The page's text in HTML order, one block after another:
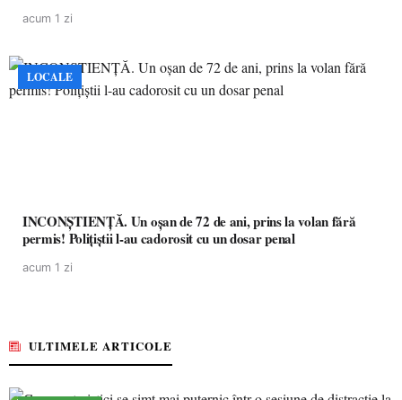
acum 1 zi
LOCALE
INCONȘTIENȚĂ. Un oșan de 72 de ani, prins la volan fără
permis! Polițiștii l-au cadorosit cu un dosar penal
acum 1 zi
ULTIMELE ARTICOLE